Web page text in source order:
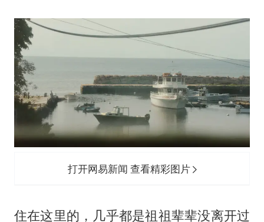
打开网易新闻 查看精彩图片
住在这里的，几乎都是祖祖辈辈没离开过